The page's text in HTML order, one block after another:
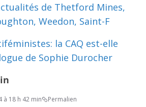
de Thetford Mines,
Weedon, Saint-F
la CAQ est-elle
de Sophie Durocher
à 18 h 42 min Permalien